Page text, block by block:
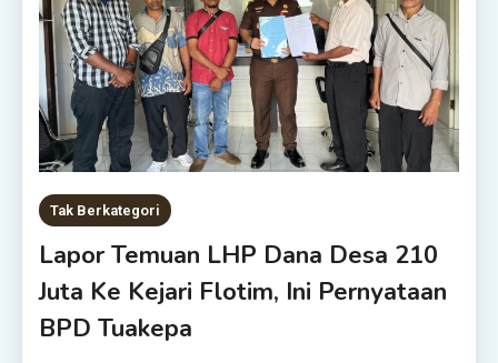
Tak Berkategori
Lapor Temuan LHP Dana Desa 210
Juta Ke Kejari Flotim, Ini Pernyataan
BPD Tuakepa